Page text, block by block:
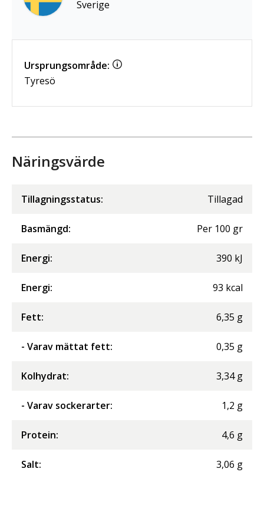
Sverige
Ursprungsområde:
Tyresö
Näringsvärde
Tillagningsstatus: Tillagad
Basmängd: Per 100 gr
Energi: 390 kJ
Energi: 93 kcal
Fett: 6,35 g
- Varav mättat fett: 0,35 g
Kolhydrat: 3,34 g
- Varav sockerarter: 1,2 g
Protein: 4,6 g
Salt: 3,06 g